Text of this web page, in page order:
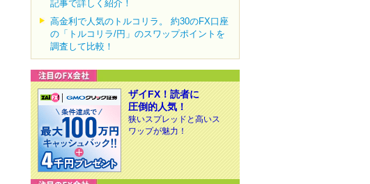
記事で詳しく紹介！
高金利で人気のトルコリラ。 約30のFX口座
の「トルコリラ/円」のスワップポイントを
調査して比較！
ザイFX！読者に
圧倒的人気！
狭いスプレッドと高いス
ワップが魅力！